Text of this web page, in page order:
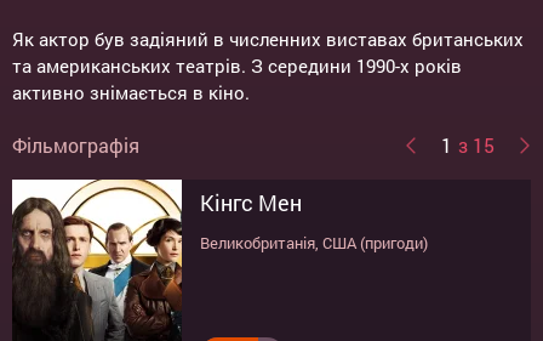
Як актор був задіяний в численних виставах британських
та американських театрів. З середини 1990-х років
активно знімається в кіно.
Фільмографія 1 з 15
Кінгс Мен
Великобританія, США (пригоди)
Приватна війна
Великобританія, США (драма, біографія,
Богемна рапсодія
США, Великобританія (драма, музика,
Мауглі
США (драма)
Тюльпанова лихоманка
Великобританія, США (драма, мелодрама)
Обітниця
Іспанія, США (драма, історичний)
Oscar Shorts - 2014
Данія, Великобританія, Франція
Коханий з майбутнього
Великобританія (фантастика, драма,
Візантія
Великобританія, США, Ірландія (трилер,
Ханна. Досконала зброю
США (трилер, бойовик, пригоди)
Соліст
США, Великобританія (драма)
Папарацци
США (трилер, драма)
Дещо про Марту
США, Великобританія (комедія)
Хороший рік
США (драма)
Гордость и предубеждение
США (драма)